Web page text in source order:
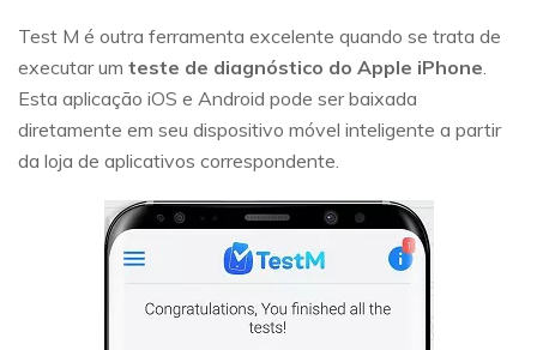
Test M é outra ferramenta excelente quando se trata de
executar um teste de diagnóstico do Apple iPhone.
Esta aplicação iOS e Android pode ser baixada
diretamente em seu dispositivo móvel inteligente a partir
da loja de aplicativos correspondente.